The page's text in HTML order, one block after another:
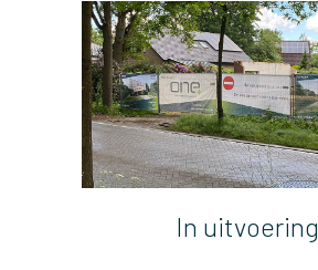
In uitvoering